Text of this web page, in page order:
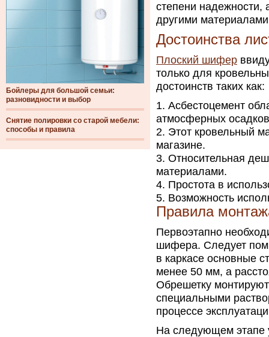
Бойлеры для большой семьи:
разновидности и выбор
Снятие полировки со старой мебели:
способы и правила
степени
другими
Достоинства
Плоский шифер
только для
достоинств таких как:
Асбестоцемент
атмосферных
Этот кровельный
магазине.
Относительная
материалами.
Простота в
Возможность
Правила
Первоэтапно
шифера. Следует
в каркасе основные
менее 50 мм, а
Обрешетку
специальными
процессе
На следующем этапе